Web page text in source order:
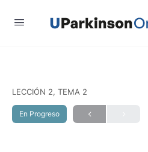
LECCIÓN 2, TEMA 2
En Progreso